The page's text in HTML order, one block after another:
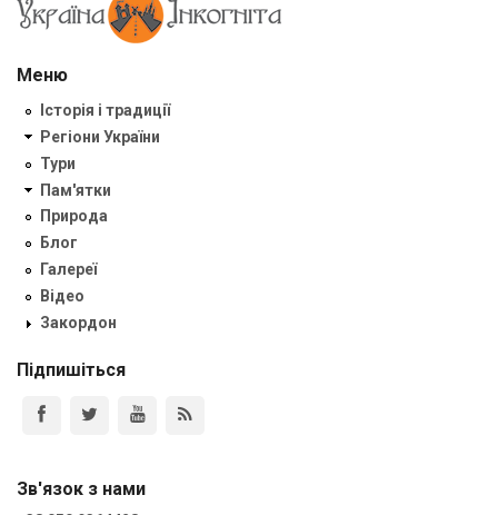
Меню
Історія і традиції
Регіони України
Тури
Пам'ятки
Природа
Блог
Галереї
Відео
Закордон
Підпишіться
Зв'язок з нами